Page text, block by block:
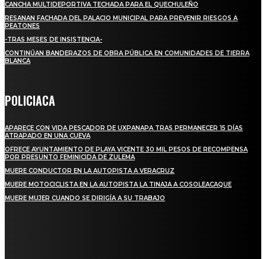
CANCHA MULTIDEPORTIVA TECHADA PARA EL QUECHULEÑO
RESANAN FACHADA DEL PALACIO MUNICIPAL PARA PREVENIR RIESGOS A
PEATONES
-TRAS MESES DE INSISTENCIA-
CONTINÚAN BANDERAZOS DE OBRA PÚBLICA EN COMUNIDADES DE TIERRA
BLANCA
POLICIACA
APARECE CON VIDA PESCADOR DE UXPANAPA TRAS PERMANECER 15 DÍAS
ATRAPADO EN UNA CUEVA
OFRECE AYUNTAMIENTO DE PLAYA VICENTE 30 MIL PESOS DE RECOMPENSA
POR PRESUNTO FEMINICIDA DE ZULEMA
MUERE CONDUCTOR EN LA AUTOPISTA A VERACRUZ
MUERE MOTOCICLISTA EN LA AUTOPISTA LA TINAJA A COSOLEACAQUE
MUERE MUJER CUANDO SE DIRIGÍA A SU TRABAJO